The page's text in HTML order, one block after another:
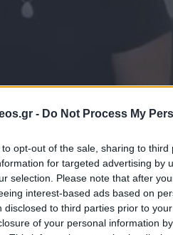
- Do Not Process My
to opt-out of the sale, sharing to
for targeted advertising by
selection. Please note that after
interest-based ads based on
disclosed to third parties prior to
of your personal information
Δυτικής Μακεδονίας
που